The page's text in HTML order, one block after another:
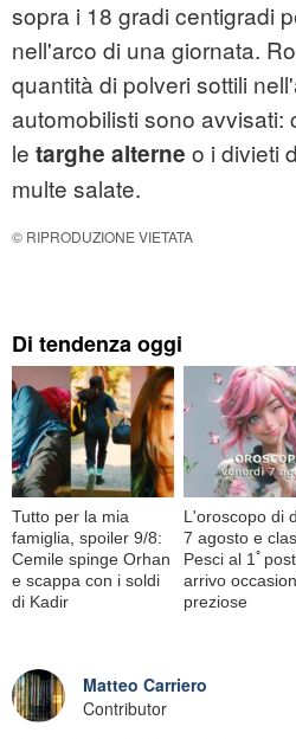
sopra i 18 gradi centigradi
nell'arco di una giornata.
quantità di polveri sottili
automobilisti sono avvisati:
le targhe alterne o i divieti
multe salate.
© RIPRODUZIONE VIETATA
Di tendenza oggi
Tutto per la mia
famiglia, spoiler 9/8:
Cemile spinge Orhan
e scappa con i soldi
di Kadir
L'oroscopo di
7 agosto e
Pesci al 1ﾟ
arrivo
preziose
Matteo Carriero
Contributor